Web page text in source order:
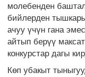
молебенден
бийлерден
ачуу үчүн гана
айтып берүү
конкурстар дагы
Көп убакыт